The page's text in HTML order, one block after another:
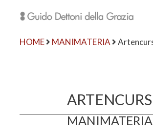
HOME MANIMATERIA
ARTENCURS
MANIMATERIA